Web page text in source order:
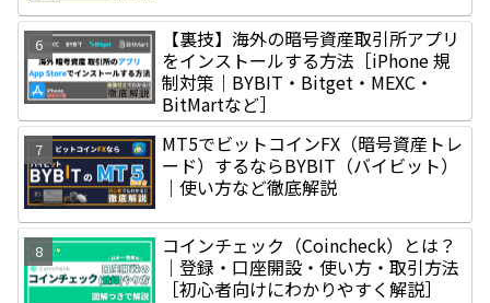
【裏技】海外の暗号資産取引所アプリ
をインストールする方法［iPhone 規
制対策｜BYBIT・Bitget・MEXC・
BitMartなど］
MT5でビットコインFX（暗号資産トレ
ード）するならBYBIT（バイビット）
｜使い方など徹底解説
コインチェック（Coincheck）とは？
｜登録・口座開設・使い方・取引方法
［初心者向けにわかりやすく解説］